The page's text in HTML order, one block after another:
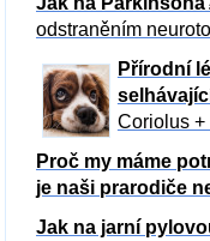
odstraněním
Přírodní
Coriolus +
Proč my máme
je naši prarodiče
Jak na jarní